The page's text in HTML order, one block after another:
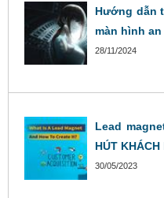
Hướng dẫn
màn hình
28/11/2024
Lead
HÚT
30/05/2023